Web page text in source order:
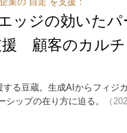
ッジの効いた
援 顧客のカル
る豆蔵。生成AIからフィジ
ップの在り方に迫る。
（